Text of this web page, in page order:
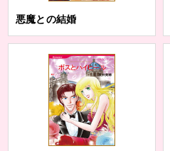
悪魔との結婚